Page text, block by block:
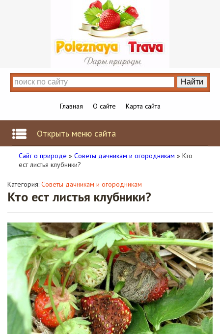
Главная О сайте Карта сайта
Открыть меню сайта
Сайт о природе » Советы дачникам и огородникам » Кто
ест листья клубники?
Категория: Советы дачникам и огородникам
Кто ест листья клубники?